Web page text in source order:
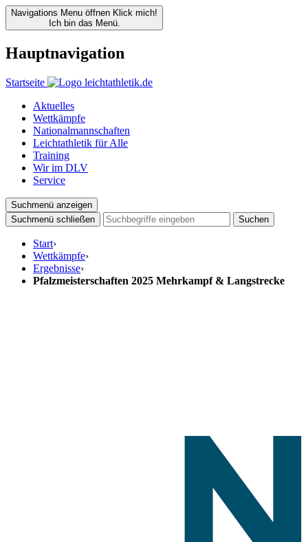
Navigations Menu öffnen Klick mich!
Ich bin das Menü.
Hauptnavigation
Startseite
Aktuelles
Wettkämpfe
Nationalmannschaften
Leichtathletik für Alle
Training
Wir im DLV
Service
Suchmenü anzeigen
Suchmenü schließen
Suchen
Start›
Wettkämpfe›
Ergebnisse›
Pfalzmeisterschaften 2025 Mehrkampf & Langstrecke